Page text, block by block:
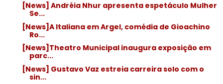
[News] Andréia Nhur apresenta espetáculo Mulher
Se...
[News]A Italiana em Argel, comédia de Gioachino
Ro...
[News]Theatro Municipal inaugura exposição em
parc...
[News] Gustavo Vaz estreia carreira solo com o
sin...